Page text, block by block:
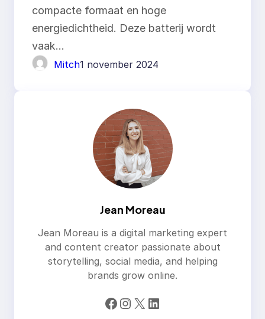
compacte formaat en hoge
energiedichtheid. Deze batterij wordt
vaak…
Mitch1 november 2024
Jean Moreau
Jean Moreau is a digital marketing expert
and content creator passionate about
storytelling, social media, and helping
brands grow online.
Facebook Instagram X LinkedIn